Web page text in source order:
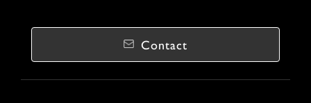
Contact